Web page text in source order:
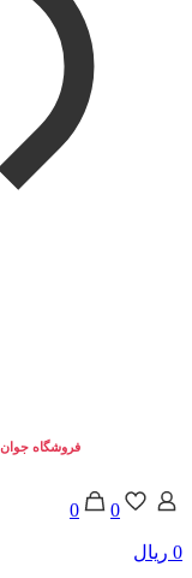
فروشگاه جوان
0
0
0 ریال